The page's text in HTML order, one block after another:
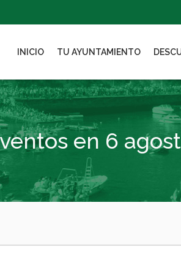
INICIO TU AYUNTAMIENTO
en 6